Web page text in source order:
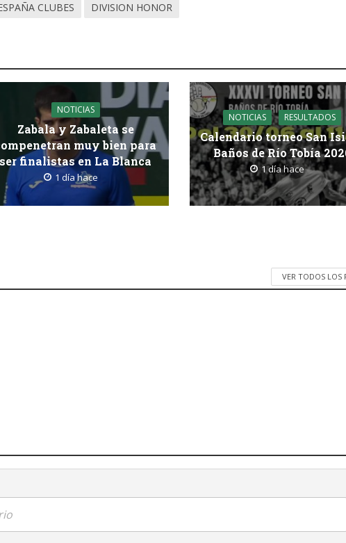
CLUBES DIVISION HONOR
NOTICIAS
Zabala y Zabaleta se
muy bien para
ser finalistas en La Blanca
1 día hace
NOTICIAS RESULTADOS
Calendario torneo San
Baños de Río Tobía
1 día hace
VER TODOS LOS